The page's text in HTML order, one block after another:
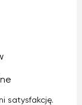
satysfakcję.